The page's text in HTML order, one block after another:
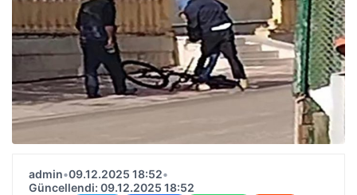
admin•09.12.2025 18:52•
Güncellendi: 09.12.2025 18:52